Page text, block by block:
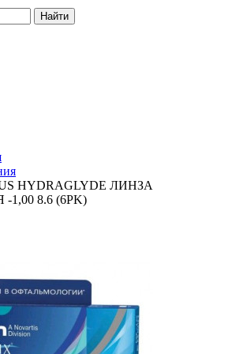
Найти
HYDRAGLYDE ЛИНЗА
8.6 (6PK)